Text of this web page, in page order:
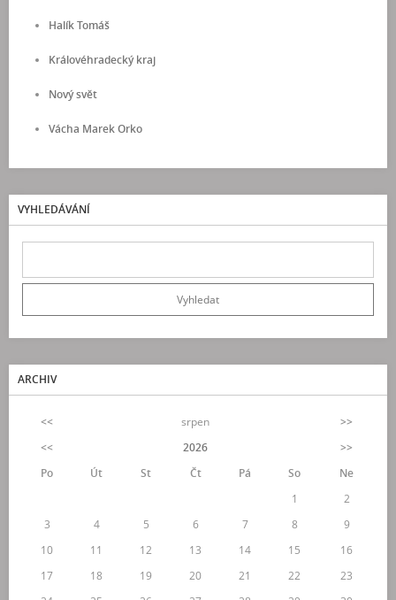
Halík Tomáš
Královéhradecký kraj
Nový svět
Vácha Marek Orko
VYHLEDÁVÁNÍ
ARCHIV
<< srpen
>>
<<
2026
>>
Po
Út St Čt Pá So
Ne
1
2
3
4 5 6 7 8
9
10
11 12 13 14 15
16
17
18 19 20 21 22
23